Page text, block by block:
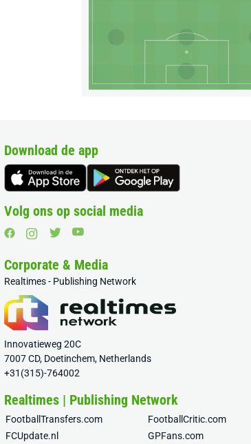
Download de app
Volg ons op social media
Corporate & Media
Realtimes - Publishing Network
Innovatieweg 20C
7007 CD, Doetinchem, Netherlands
+31(315)-764002
Realtimes | Publishing Network
FootballTransfers.com
FootballCritic.com
FCUpdate.nl
GPFans.com